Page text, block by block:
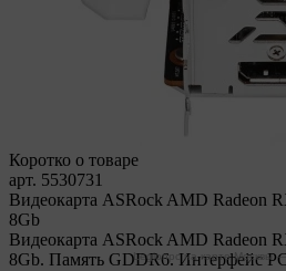
Коротко о товаре
арт. 5530731
Видеокарта ASRock AMD Radeon
8Gb
Видеокарта ASRock AMD Radeon
8Gb. Память GDDR6. Интерфейс
Legionpc на карте Москвы